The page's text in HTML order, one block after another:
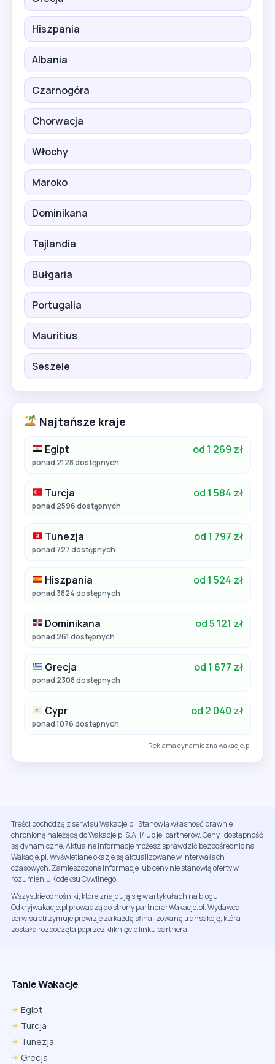
Hiszpania
Albania
Czarnogóra
Chorwacja
Włochy
Maroko
Dominikana
Tajlandia
Bułgaria
Portugalia
Mauritius
Seszele
Najtańsze kraje
Egipt od 1 269 zł
ponad 2128 dostępnych
Turcja od 1 584 zł
ponad 2596 dostępnych
Tunezja od 1 797 zł
ponad 727 dostępnych
Hiszpania od 1 524 zł
ponad 3824 dostępnych
Dominikana od 5 121 zł
ponad 261 dostępnych
Grecja od 1 677 zł
ponad 2308 dostępnych
Cypr od 2 040 zł
ponad 1076 dostępnych
Reklama dynamiczna wakacje.pl
Treści pochodzą z serwisu Wakacje.pl. Stanowią własność prawnie
chronioną należącą do Wakacje.pl S.A. i/lub jej partnerów. Ceny i dostępność
są dynamiczne. Aktualne informacje możesz sprawdzić bezpośrednio na
Wakacje.pl. Wyświetlane okazje są aktualizowane w interwałach
czasowych. Zamieszczone informacje lub ceny nie stanowią oferty w
rozumieniu Kodeksu Cywilnego.
Wszystkie odnośniki, które znajdują się w artykułach na blogu
Odkryjwakacje.pl prowadzą do strony partnera: Wakacje.pl. Wydawca
serwisu otrzymuje prowizje za każdą sfinalizowaną transakcję, która
została rozpoczęta poprzez kliknięcie linku partnera.
Tanie Wakacje
Egipt
Turcja
Tunezja
Grecja